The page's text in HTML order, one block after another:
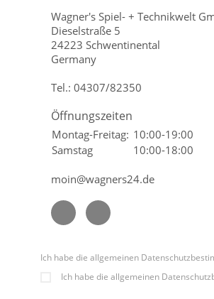
Wagner's Spiel- + Technikwelt
Dieselstraße 5
24223 Schwentinental
Germany
Tel.: 04307/82350
Öffnungszeiten
Montag-Freitag: 10:00-19:00
Samstag
10:00-18:00
moin@wagners24.de
Ich habe die allgemeinen
Ich habe die allgemeinen